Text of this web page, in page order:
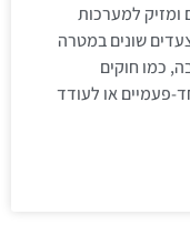
למערכות
שונים במטרה
כמו חוקים
פעמיים או לעודד